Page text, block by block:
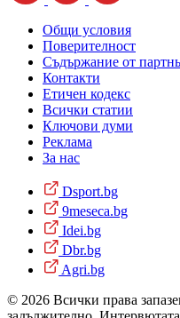
Общи условия
Поверителност
Съдържание от
Контакти
Етичен кодекс
Всички статии
Ключови думи
Реклама
За нас
Dsport.bg
9meseca.bg
Idei.bg
Dbr.bg
Agri.bg
© 2026 Всички права